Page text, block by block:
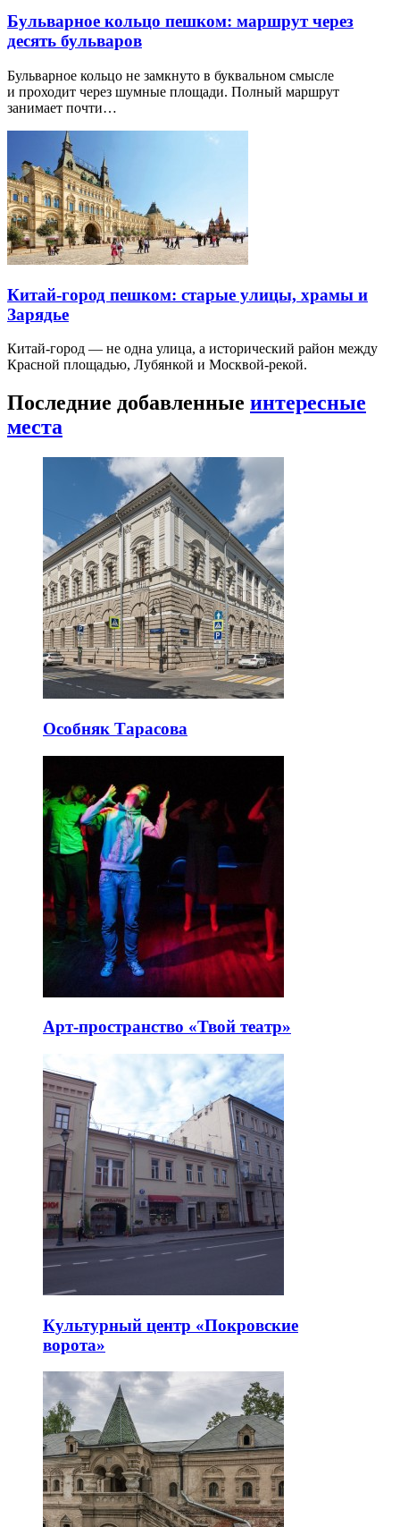
Бульварное кольцо пешком: маршрут через
десять бульваров
Бульварное кольцо не замкнуто в буквальном смысле
и проходит через шумные площади. Полный маршрут
занимает почти…
Китай-город пешком: старые улицы, храмы и
Зарядье
Китай-город — не одна улица, а исторический район между
Красной площадью, Лубянкой и Москвой-рекой.
Последние добавленные интересные
места
Особняк Тарасова
Арт-пространство «Твой театр»
Культурный центр «Покровские
ворота»